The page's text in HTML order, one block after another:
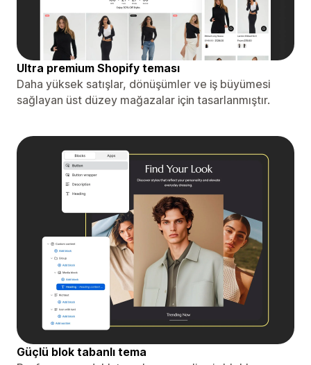
Ultra premium Shopify teması
Daha yüksek satışlar, dönüşümler ve iş büyümesi
sağlayan üst düzey mağazalar için tasarlanmıştır.
Güçlü blok tabanlı tema